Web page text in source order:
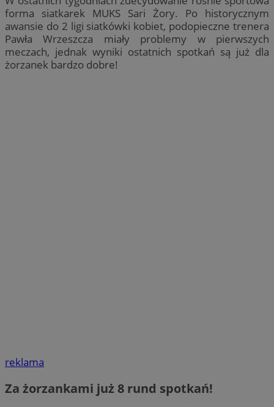
forma siatkarek MUKS Sari Żory. Po historycznym
awansie do 2 ligi siatkówki kobiet, podopieczne trenera
Pawła Wrzeszcza miały problemy w pierwszych
meczach, jednak wyniki ostatnich spotkań są już dla
żorzanek bardzo dobre!
reklama
Za żorzankami już 8 rund spotkań!